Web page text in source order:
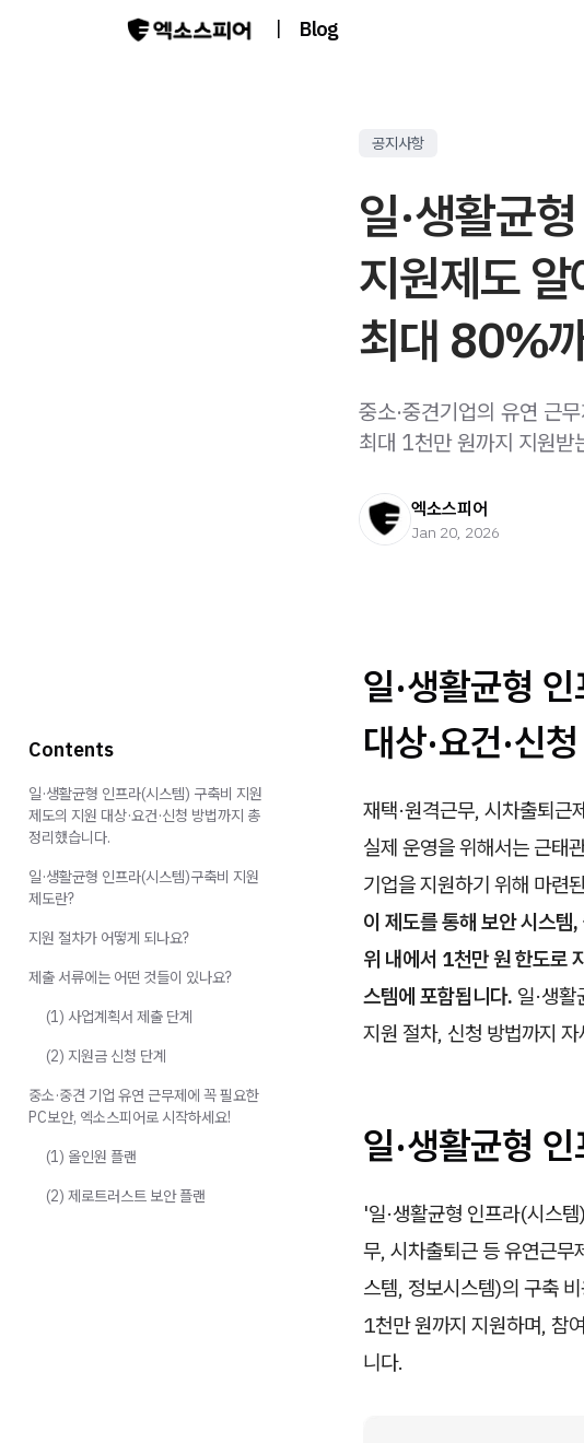
| Blog
공지사항
일·생활균
지원제도
최대 80%
중소·중견기업의 유연 근
최대 1천만 원까지 지원받
엑소스피어
Jan 20, 2026
일·생활균형
대상·요건·신
재택·원격근무, 시차출퇴근
실제 운영을 위해서는 근태
기업을 지원하기 위해 마련
이 제도를 통해 보안 시스
위 내에서 1천만 원 한도로
스템에 포함됩니다. 일·생
지원 절차, 신청 방법까지
일·생활균형
'일·생활균형 인프라(시스
무, 시차출퇴근 등 유연근무
스템, 정보시스템)의 구축
1천만 원까지 지원하며, 참
니다.
Contents
일·생활균형 인프라(시스템) 구축비 지원
제도의 지원 대상·요건·신청 방법까지 총
정리했습니다.
일·생활균형 인프라(시스템)구축비 지원
제도란?
지원 절차가 어떻게 되나요?
제출 서류에는 어떤 것들이 있나요?
(1) 사업계획서 제출 단계
(2) 지원금 신청 단계
중소·중견 기업 유연 근무제에 꼭 필요한
PC보안, 엑소스피어로 시작하세요!
(1) 올인원 플랜
(2) 제로트러스트 보안 플랜